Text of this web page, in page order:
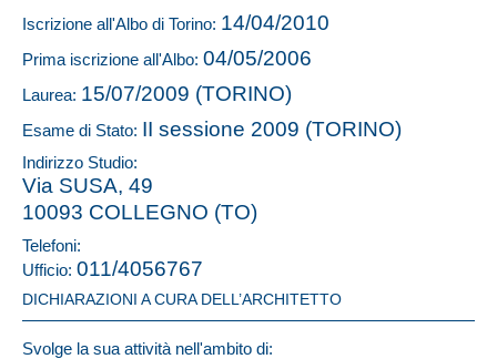
Iscrizione all'Albo di Torino: 14/04/2010
Prima iscrizione all'Albo: 04/05/2006
Laurea: 15/07/2009 (TORINO)
Esame di Stato: II sessione 2009 (TORINO)
Indirizzo Studio:
Via SUSA, 49
10093 COLLEGNO (TO)
Telefoni:
Ufficio: 011/4056767
DICHIARAZIONI A CURA DELL’ARCHITETTO
Svolge la sua attività nell'ambito di: